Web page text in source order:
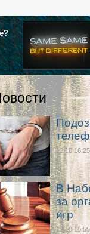
12.10 16:25
В
за
игр
12.10 15:55